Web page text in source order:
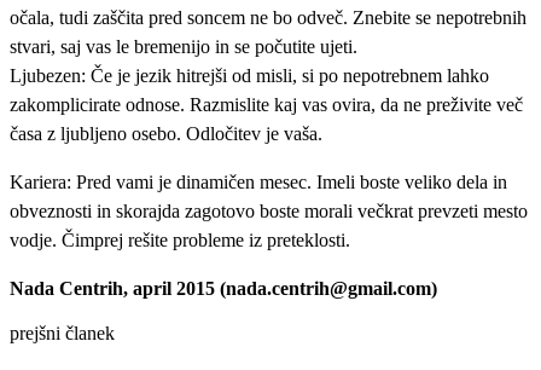
očala, tudi zaščita pred soncem ne bo odveč. Znebite se nepotrebnih
stvari, saj vas le bremenijo in se počutite ujeti.
Ljubezen: Če je jezik hitrejši od misli, si po nepotrebnem lahko
zakomplicirate odnose. Razmislite kaj vas ovira, da ne preživite več
časa z ljubljeno osebo. Odločitev je vaša.
Kariera: Pred vami je dinamičen mesec. Imeli boste veliko dela in
obveznosti in skorajda zagotovo boste morali večkrat prevzeti mesto
vodje. Čimprej rešite probleme iz preteklosti.
Nada Centrih, april 2015 (nada.centrih@gmail.com)
prejšni članek